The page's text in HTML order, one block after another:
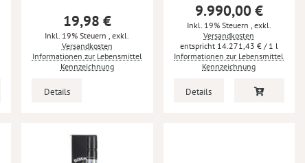
19,98 €
Inkl. 19% Steuern
exkl.
Versandkosten
Informationen zur Lebensmittel
Kennzeichnung
Details
9.990,00 €
Inkl. 19% Steuern exkl.
Versandkosten
14.271,43 € / 1 l
Informationen zur Lebensmittel
Kennzeichnung
Details